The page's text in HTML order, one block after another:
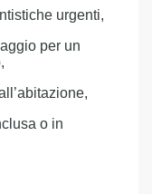
urgenti,
per un
o in